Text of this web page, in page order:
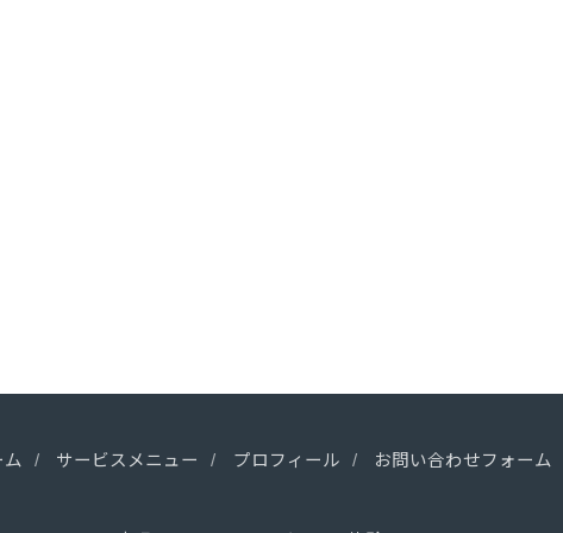
ム サービスメニュー プロフィール お問い合わせフォーム